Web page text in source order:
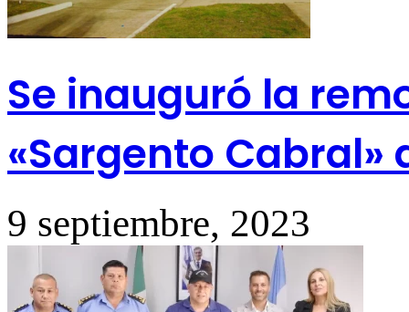
Se inauguró la
«Sargento Cabral»
9 septiembre, 2023